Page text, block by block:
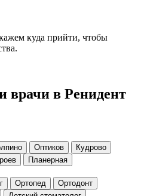
куда прийти, чтобы
врачи в Ренидент
Оптиков
Кудрово
Планерная
Ортопед
Ортодонт